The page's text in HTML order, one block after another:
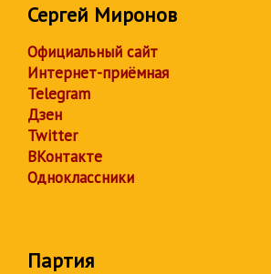
Сергей Миронов
Официальный сайт
Интернет-приёмная
Telegram
Дзен
Twitter
ВКонтакте
Одноклассники
Партия